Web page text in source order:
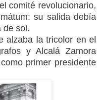
comité revolucionario,
su salida debía
de sol.
alzaba la tricolor en el
y Alcalá Zamora
primer presidente